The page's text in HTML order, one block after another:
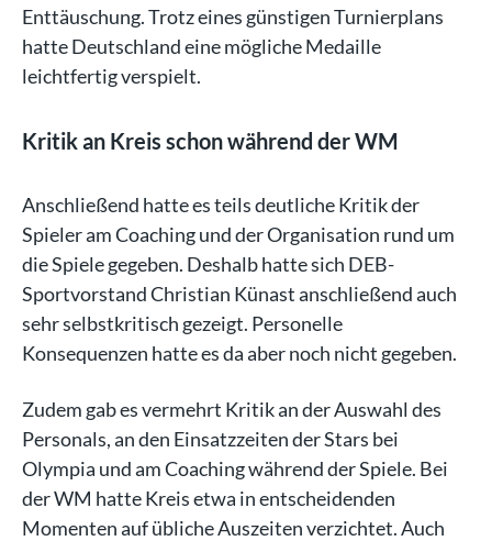
Enttäuschung. Trotz eines günstigen Turnierplans
hatte Deutschland eine mögliche Medaille
leichtfertig verspielt.
Kritik an Kreis schon während der WM
Anschließend hatte es teils deutliche Kritik der
Spieler am Coaching und der Organisation rund um
die Spiele gegeben. Deshalb hatte sich DEB-
Sportvorstand Christian Künast anschließend auch
sehr selbstkritisch gezeigt. Personelle
Konsequenzen hatte es da aber noch nicht gegeben.
Zudem gab es vermehrt Kritik an der Auswahl des
Personals, an den Einsatzzeiten der Stars bei
Olympia und am Coaching während der Spiele. Bei
der WM hatte Kreis etwa in entscheidenden
Momenten auf übliche Auszeiten verzichtet. Auch